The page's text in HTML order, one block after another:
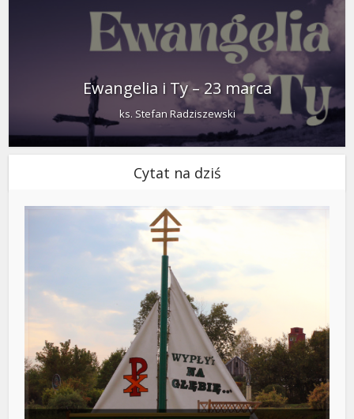
Ewangelia i Ty – 23 marca
ks. Stefan Radziszewski
Cytat na dziś